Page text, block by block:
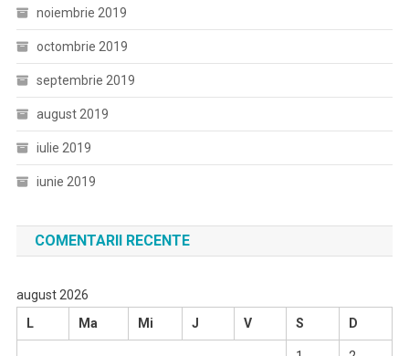
noiembrie 2019
octombrie 2019
septembrie 2019
august 2019
iulie 2019
iunie 2019
COMENTARII RECENTE
august 2026
L
Ma Mi J V S D